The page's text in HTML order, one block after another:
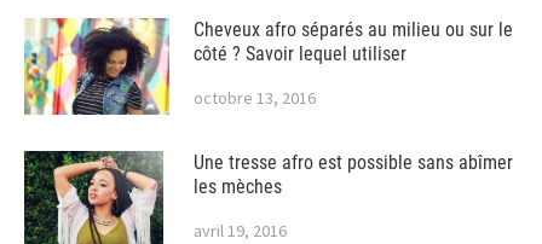
Cheveux afro séparés au milieu ou sur le
côté ? Savoir lequel utiliser
octobre 13, 2016
Une tresse afro est possible sans abîmer
les mèches
avril 19, 2016